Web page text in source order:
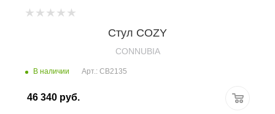
Стул COZY
CONNUBIA
В наличии Арт.: CB2135
46 340 руб.